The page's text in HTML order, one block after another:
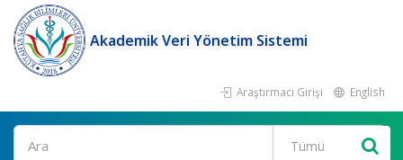
Akademik Veri Yönetim Sistemi
Araştırmacı Girişi English
Ara